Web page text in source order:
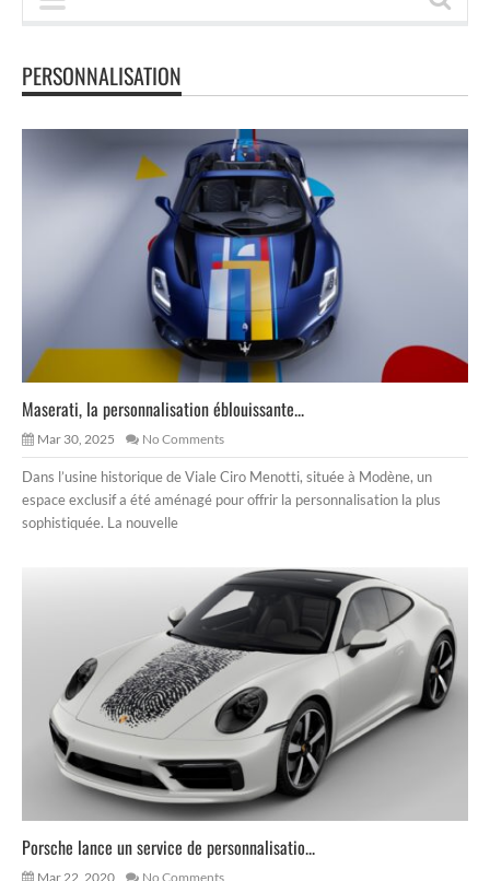
PERSONNALISATION
Maserati, la personnalisation éblouissante...
Mar 30, 2025 No Comments
Dans l’usine historique de Viale Ciro Menotti, située à Modène, un
espace exclusif a été aménagé pour offrir la personnalisation la plus
sophistiquée. La nouvelle
Porsche lance un service de personnalisatio...
Mar 22, 2020 No Comments